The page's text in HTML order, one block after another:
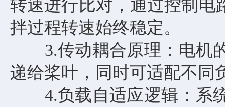
转速进行比对，通过控制电
拌过程转速始终稳定。
3.传动耦合原理：电机的
递给桨叶，同时可适配不同
4.负载自适应逻辑：系统